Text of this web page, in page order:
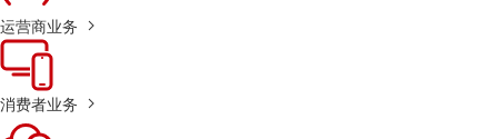
运营商业务
消费者业务